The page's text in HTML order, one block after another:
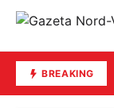
BREAKING